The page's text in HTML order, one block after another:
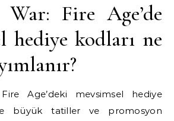
Fire Age’de
hediye kodları ne
Age’deki mevsimsel hediye
büyük tatiller ve promosyon